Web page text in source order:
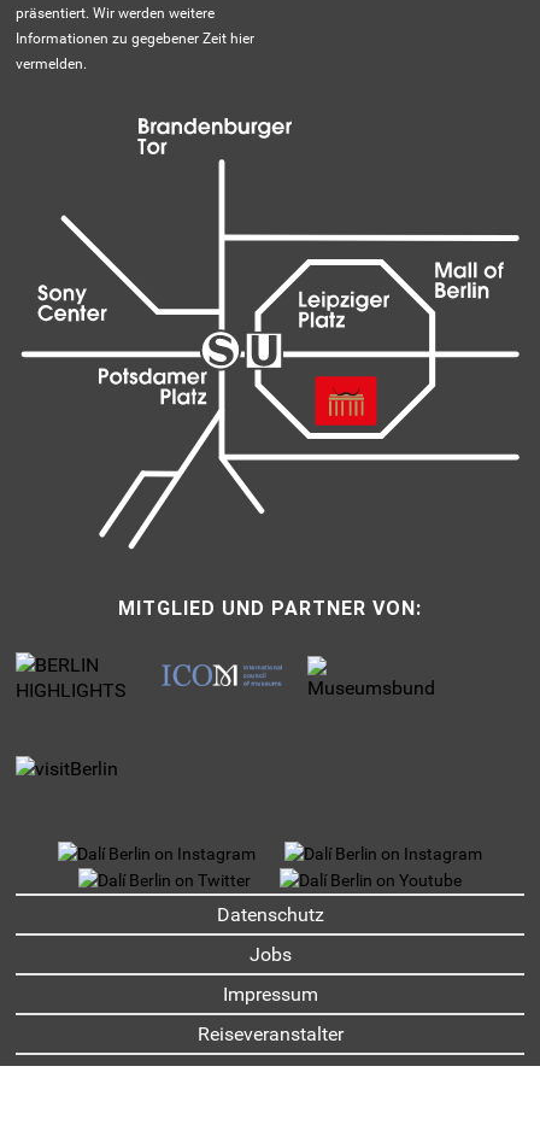
präsentiert. Wir werden weitere
Informationen zu gegebener Zeit hier
vermelden.
MITGLIED UND PARTNER VON:
Datenschutz
Jobs
Impressum
Reiseveranstalter
Partner und Sponsoren